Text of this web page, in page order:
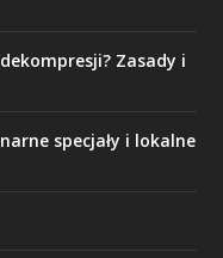
Zasady i
specjały i lokalne